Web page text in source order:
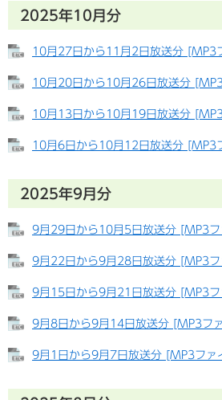
2025年10月分
10月27日から11月2日放送分 [MP3
10月20日から10月26日放送分
10月13日から10月19日放送分
10月6日から10月12日放送分 [MP3
2025年9月分
9月29日から10月5日放送分 [MP3
9月22日から9月28日放送分 [MP3
9月15日から9月21日放送分 [MP3
9月8日から9月14日放送分 [MP3フ
9月1日から9月7日放送分 [MP3ファ